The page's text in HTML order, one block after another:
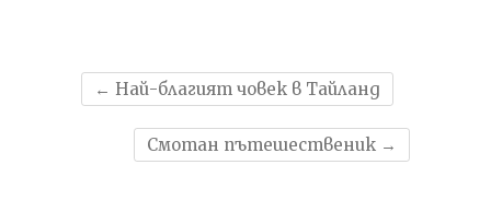
← Най-благият човек в Тайланд
Смотан пътешественик →